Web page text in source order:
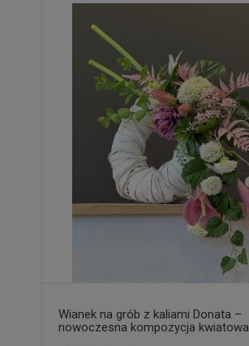
Wianek na grób z kaliami Donata –
nowoczesna kompozycja kwiatowa